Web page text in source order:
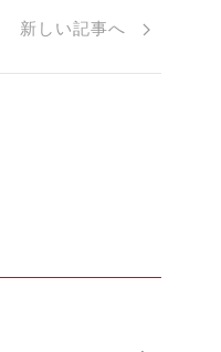
新しい記事へ